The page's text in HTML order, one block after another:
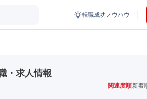
転職成功ノウハウ
・求人情報
関連度順新着